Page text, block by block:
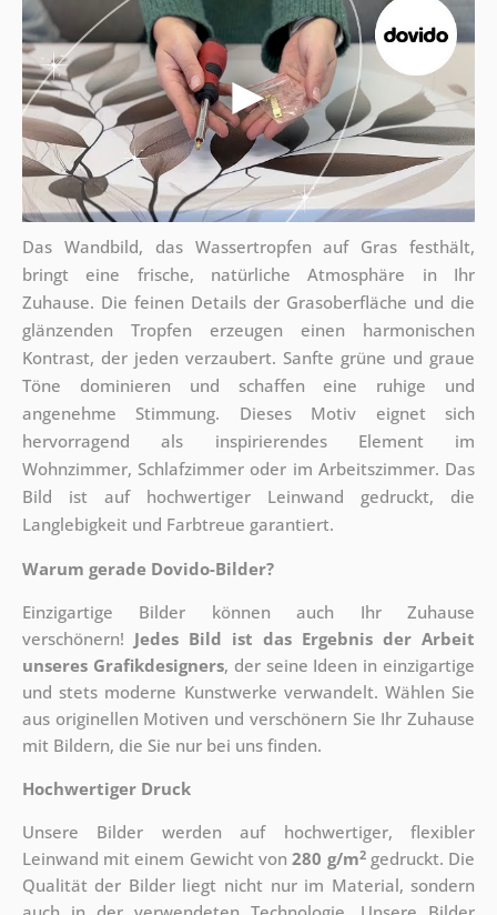
Das Wandbild, das Wassertropfen auf Gras festhält,
bringt eine frische, natürliche Atmosphäre in Ihr
Zuhause. Die feinen Details der Grasoberfläche und die
glänzenden Tropfen erzeugen einen harmonischen
Kontrast, der jeden verzaubert. Sanfte grüne und graue
Töne dominieren und schaffen eine ruhige und
angenehme Stimmung. Dieses Motiv eignet sich
hervorragend als inspirierendes Element im
Wohnzimmer, Schlafzimmer oder im Arbeitszimmer. Das
Bild ist auf hochwertiger Leinwand gedruckt, die
Langlebigkeit und Farbtreue garantiert.
Warum gerade Dovido-Bilder?
Einzigartige Bilder können auch Ihr Zuhause
verschönern! Jedes Bild ist das Ergebnis der Arbeit
unseres Grafikdesigners, der seine Ideen in einzigartige
und stets moderne Kunstwerke verwandelt. Wählen Sie
aus originellen Motiven und verschönern Sie Ihr Zuhause
mit Bildern, die Sie nur bei uns finden.
Hochwertiger Druck
Unsere Bilder werden auf hochwertiger, flexibler
Leinwand mit einem Gewicht von280 g/m2gedruckt. Die
Qualität der Bilder liegt nicht nur im Material, sondern